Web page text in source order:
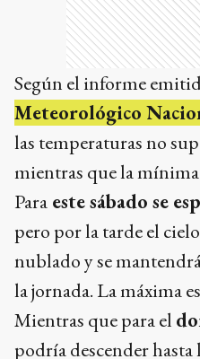
Según el informe
Meteorológico
las temperaturas no
mientras que la mínima
Para este sábado se
pero por la tarde el
nublado y se
la jornada. La máxima
Mientras que para el
podría descender hasta